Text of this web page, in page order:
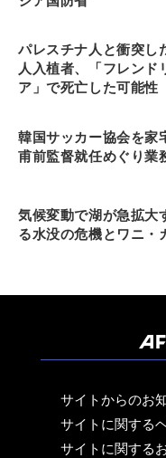
パレスチナ人と衝突し
人入植者、「フレンド
ア」で死亡した可能性
韓国サッカー協会を家
甫前監督就任めぐり業
気候変動で湖が急拡大
る水没の危機とワニ・
サイトからのお
サイトに関する
サイトに関する